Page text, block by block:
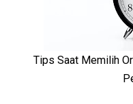
Tips Saat Memilih